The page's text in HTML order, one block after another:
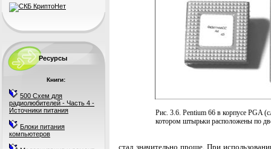
Ресурсы
Книги:
500 Схем для
радиолюбителей - Часть 4 -
Источники питания
Блоки питания
компьютеров
Рис. 3.6. Pentium 66 в корпусе PGA
котором штырьки расположены по
стал значительно проще. При